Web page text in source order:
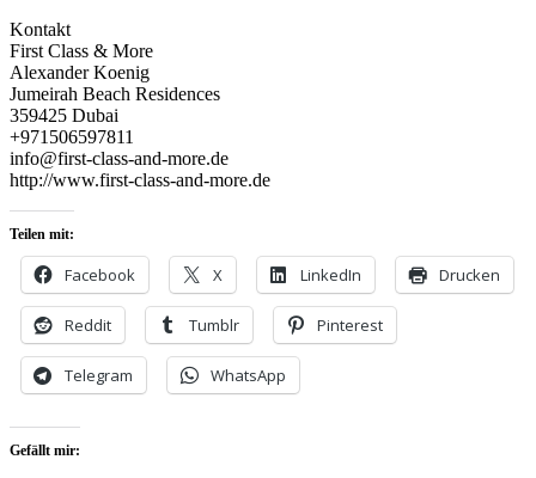
Kontakt
First Class & More
Alexander Koenig
Jumeirah Beach Residences
359425 Dubai
+971506597811
info@first-class-and-more.de
http://www.first-class-and-more.de
Teilen mit:
Facebook X LinkedIn Drucken
Reddit Tumblr Pinterest
Telegram WhatsApp
Gefällt mir: